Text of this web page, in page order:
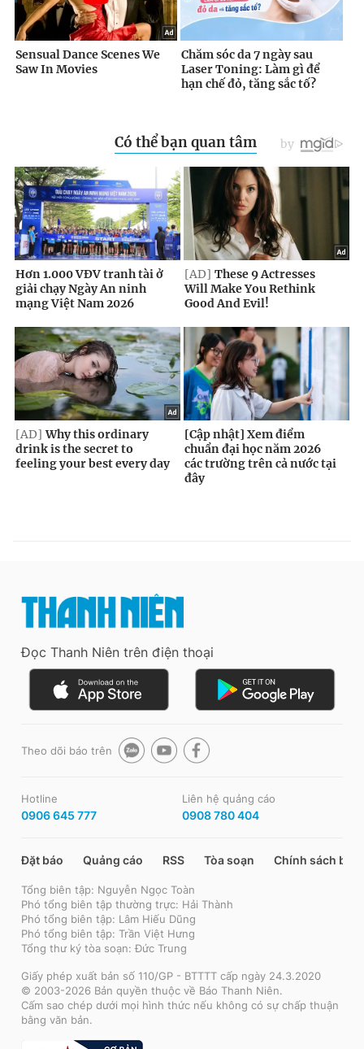
Đọc Thanh Niên trên điện thoại
Theo dõi báo trên
Hotline
0906 645 777
Liên hệ quảng cáo
0908 780 404
Đặt báo Quảng cáo RSS Tòa soạn Chính sách bảo
Tổng biên tập: Nguyễn Ngọc Toàn
Phó tổng biên tập thường trực: Hải Thành
Phó tổng biên tập: Lâm Hiếu Dũng
Phó tổng biên tập: Trần Việt Hưng
Tổng thư ký tòa soạn: Đức Trung
Giấy phép xuất bản số 110/GP - BTTTT cấp ngày 24.3.2020
© 2003-2026 Bản quyền thuộc về Báo Thanh Niên.
Cấm sao chép dưới mọi hình thức nếu không có sự chấp thuận
bằng văn bản.